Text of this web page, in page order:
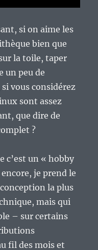
si on aime les
bien que
la toile, taper
un peu de
vous considérez
sont assez
que dire de
?
c’est un « hobby
je prend le
la plus
mais qui
– sur certains
fil des mois et